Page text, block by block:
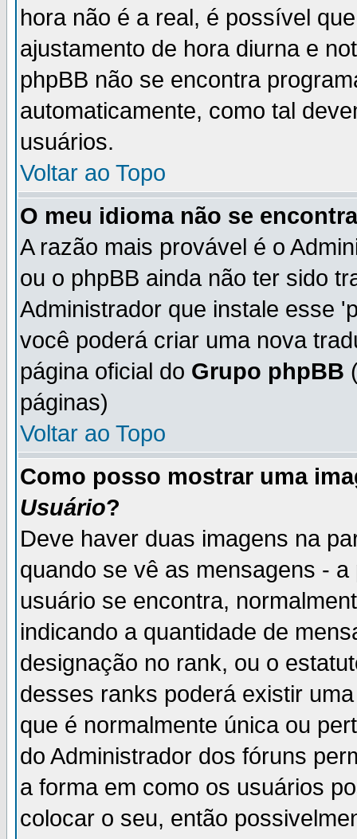
hora não é a real, é possível
ajustamento de hora diurna e
phpBB não se encontra
automaticamente, como tal
usuários.
Voltar ao Topo
O meu idioma não se
A razão mais provável é o
ou o phpBB ainda não ter sido
Administrador que instale esse
você poderá criar uma nova
página oficial do Grupo phpBB
páginas)
Voltar ao Topo
Como posso mostrar uma
Usuário?
Deve haver duas imagens na
quando se vê as mensagens -
usuário se encontra,
indicando a quantidade de
designação no rank, ou o
desses ranks poderá existir
que é normalmente única ou
do Administrador dos fóruns
a forma em como os usuários
colocar o seu, então